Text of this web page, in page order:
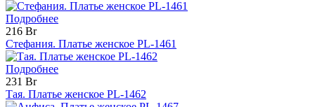
Подробнее
216 Br
Стефания. Платье женское PL-1461
Подробнее
231 Br
Тая. Платье женское PL-1462